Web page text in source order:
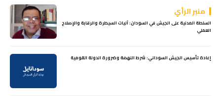
منبر الرأي
السلطة المدنية على الجيش في السودان: آليات السيطرة والرقابة والإصلاح
العملي
إعادة تأسيس الجيش السوداني: شرط النهضة وضرورة الدولة القومية